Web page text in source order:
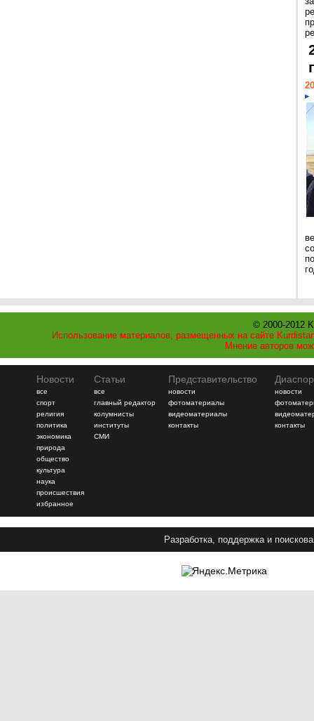
© 2000-2012
Использование материалов, размещенных на сайте
Мнение авторов
Новости
все
спорт
религия
политика
экономика
природа
общество
культура
наука
происшествия
избранное
Статьи
все
главный редактор
колумнисты
институты
СМИ
Представительство
новости
фотоматериалы
видеоматериалы
контакты
новости
контакты
Разработка, поддержка и